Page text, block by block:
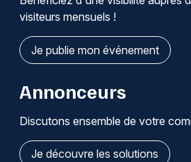
visiteurs mensuels !
Je publie mon événement
Annonceurs
Discutons ensemble de votre
Je découvre les solutions